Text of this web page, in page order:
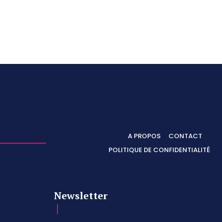
A PROPOS
CONTACT
POLITIQUE DE CONFIDENTIALITÉ
Newsletter